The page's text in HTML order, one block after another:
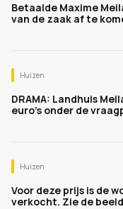
Betaalde Maxime
van de zaak af te
Huizen
DRAMA: Landhuis
euro's onder de
Huizen
Voor deze prijs is de
verkocht. Zie de